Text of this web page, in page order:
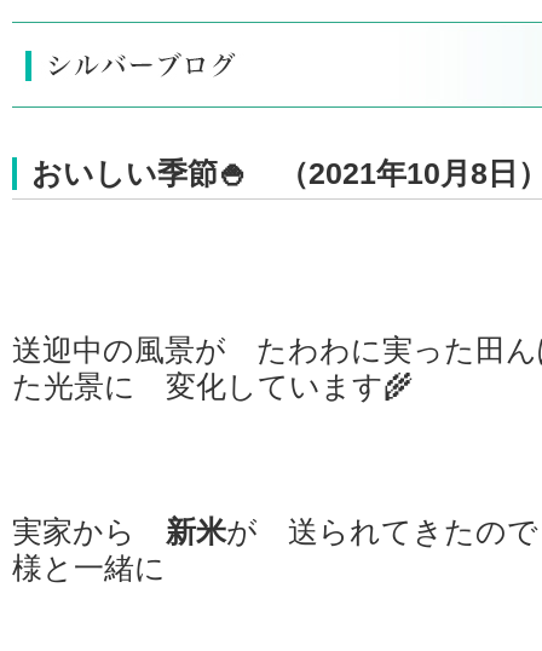
おいしい季節🍚 （2021年10月8日
送迎中の風景が たわわに実った田
た光景に 変化しています🌾
実家から 新米が 送られてきたの
様と一緒に